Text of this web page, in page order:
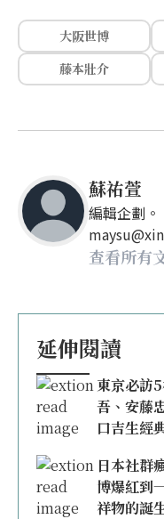
大阪世博
藤本壯介
蘇祐萱
編輯企劃。
查看所有
延伸閱讀
東京必訪
吾、安藤
口吉生經
日本社群
博爆紅到
祥物的誕